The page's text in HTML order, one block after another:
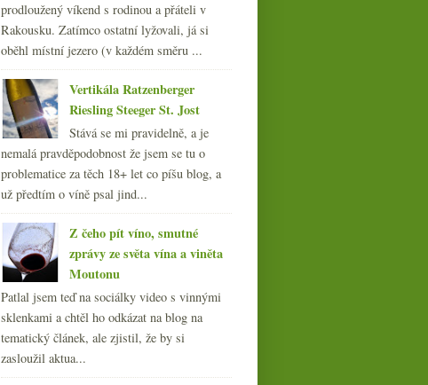
prodloužený víkend s rodinou a přáteli v
Rakousku. Zatímco ostatní lyžovali, já si
oběhl místní jezero (v každém směru ...
Vertikála Ratzenberger
Riesling Steeger St. Jost
Stává se mi pravidelně, a je
nemalá pravděpodobnost že jsem se tu o
problematice za těch 18+ let co píšu blog, a
už předtím o víně psal jind...
Z čeho pít víno, smutné
zprávy ze světa vína a viněta
Moutonu
Patlal jsem teď na sociálky video s vinnými
sklenkami a chtěl ho odkázat na blog na
tematický článek, ale zjistil, že by si
zasloužil aktua...